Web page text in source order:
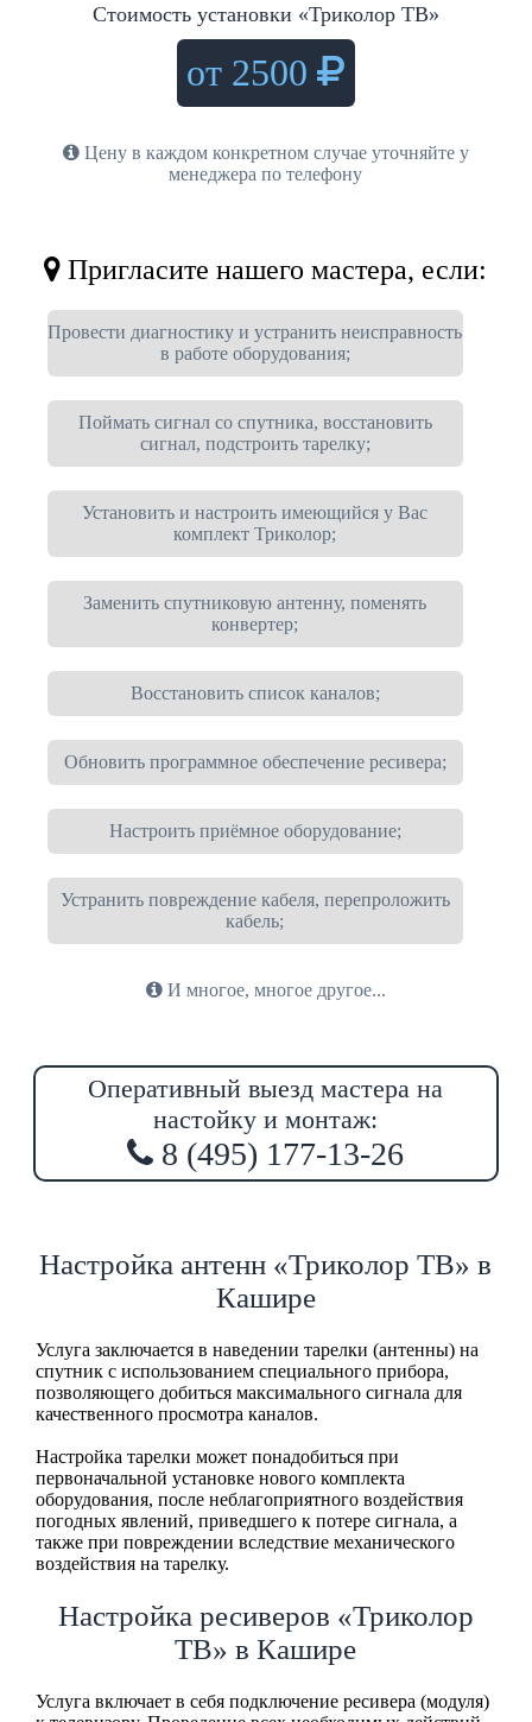
Стоимость установки «Триколор ТВ»
от 2500
Цену в каждом конкретном случае уточняйте у
менеджера по телефону
Пригласите нашего мастера, если:
Провести диагностику и устранить неисправность
в работе оборудования;
Поймать сигнал со спутника, восстановить
сигнал, подстроить тарелку;
Установить и настроить имеющийся у Вас
комплект Триколор;
Заменить спутниковую антенну, поменять
конвертер;
Восстановить список каналов;
Обновить программное обеспечение ресивера;
Настроить приёмное оборудование;
Устранить повреждение кабеля, перепроложить
кабель;
И многое, многое другое...
Оперативный выезд мастера на
настойку и монтаж:
8 (495) 177-13-26
Настройка антенн «Триколор ТВ» в
Кашире
Услуга заключается в наведении тарелки (антенны) на
спутник с использованием специального прибора,
позволяющего добиться максимального сигнала для
качественного просмотра каналов.
Настройка тарелки может понадобиться при
первоначальной установке нового комплекта
оборудования, после неблагоприятного воздействия
погодных явлений, приведшего к потере сигнала, а
также при повреждении вследствие механического
воздействия на тарелку.
Настройка ресиверов «Триколор
ТВ» в Кашире
Услуга включает в себя подключение ресивера (модуля)